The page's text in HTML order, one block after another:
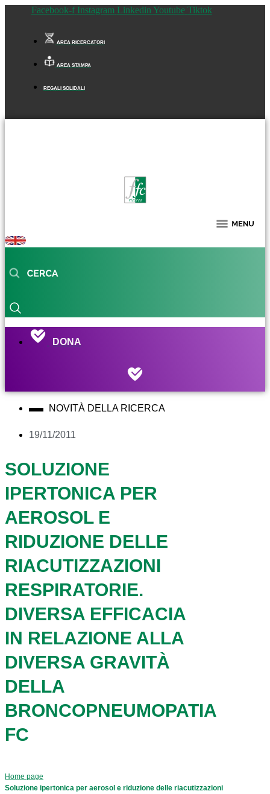
Facebook-f Instagram Linkedin Youtube Tiktok
AREA RICERCATORI
AREA STAMPA
REGALI SOLIDALI
DONA
NOVITÀ DELLA RICERCA
19/11/2011
SOLUZIONE
IPERTONICA PER
AEROSOL E
RIDUZIONE DELLE
RIACUTIZZAZIONI
RESPIRATORIE.
DIVERSA EFFICACIA
IN RELAZIONE ALLA
DIVERSA GRAVITÀ
DELLA
BRONCOPNEUMOPATIA
FC
Home page
Soluzione ipertonica per aerosol e riduzione delle riacutizzazioni